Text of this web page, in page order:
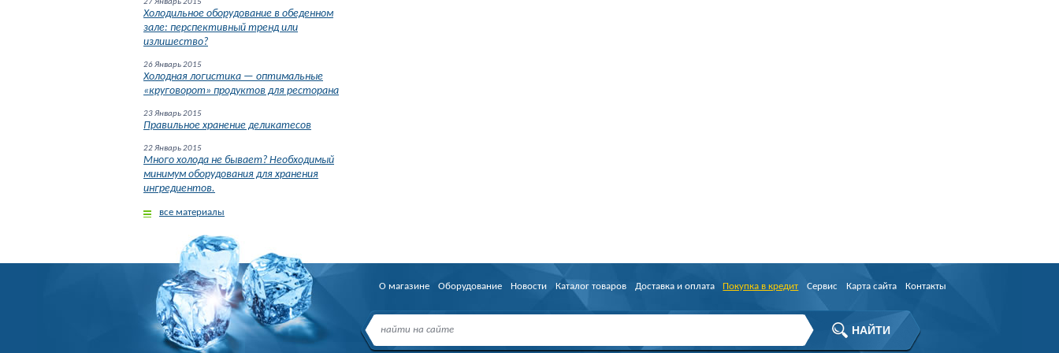
27 Январь 2015
Холодильное оборудование в обеденном
зале: перспективный тренд или
излишество?
26 Январь 2015
Холодная логистика — оптимальные
«круговорот» продуктов для ресторана
23 Январь 2015
Правильное хранение деликатесов
22 Январь 2015
Много холода не бывает? Необходимый
минимум оборудования для хранения
ингредиентов.
все материалы
О магазине Оборудование Новости Каталог товаров Доставка и оплата Покупка в кредит Сервис Карта сайта Контакты